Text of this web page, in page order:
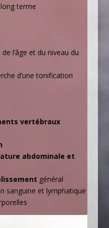
terme
l’âge et du niveau du
d’une tonification
vertébraux
abdominale et
général
sanguine et lymphatique